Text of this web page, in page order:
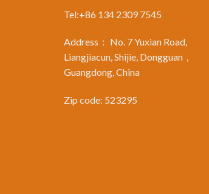
Tel:+86 134 2309 7545
Address： No. 7 Yuxian Road,
Liangjiacun, Shijie, Dongguan，
Guangdong, China
Zip code: 523295